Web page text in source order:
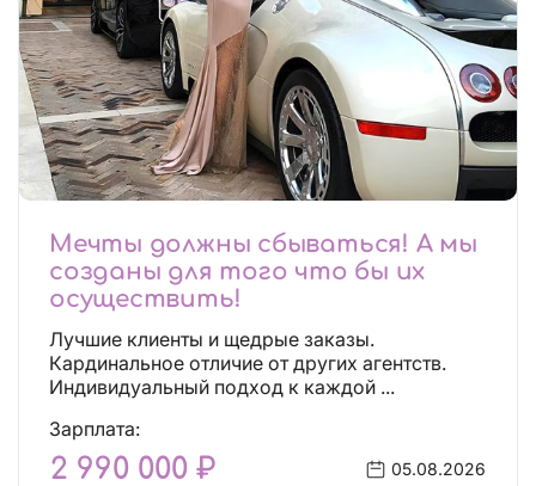
Мечты должны сбываться! А мы
созданы для того что бы их
осуществить!
Лучшие клиенты и щедрые заказы.
Кардинальное отличие от других агентств.
Индивидуальный подход к каждой ...
Зарплата:
2 990 000 ₽ 05.08.2026